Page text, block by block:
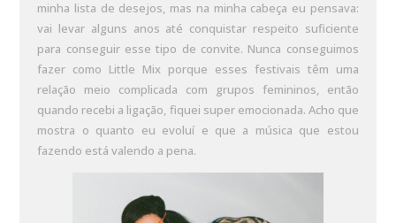
minha lista de desejos, mas na minha cabeça eu pensava:
vai levar alguns anos até conquistar respeito suficiente
para conseguir esse tipo de convite. Nunca conseguimos
fazer como Little Mix porque esses festivais têm uma
relação meio complicada com grupos femininos, então
quando recebi a ligação, fiquei super emocionada. Acho que
mostra o quanto eu evoluí e que a música que estou
fazendo está valendo a pena.